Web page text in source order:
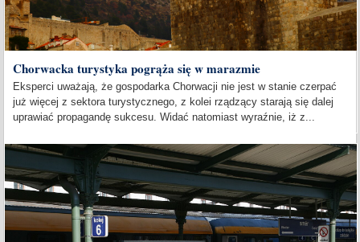
Chorwacka turystyka pogrąża się w marazmie
Eksperci uważają, że gospodarka Chorwacji nie jest w stanie czerpać
już więcej z sektora turystycznego, z kolei rządzący starają się dalej
uprawiać propagandę sukcesu. Widać natomiast wyraźnie, iż z...